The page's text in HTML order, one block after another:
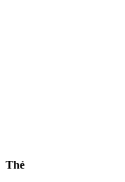
Thẻ